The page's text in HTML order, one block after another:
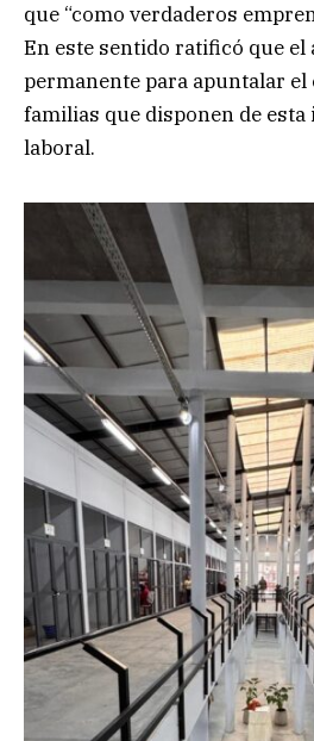
que “como verdaderos
En este sentido ratificó que el
permanente para apuntalar el
familias que disponen de
laboral.